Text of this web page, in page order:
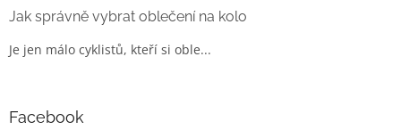
Jak správně vybrat oblečení na kolo
Je jen málo cyklistů, kteří si oble...
Facebook